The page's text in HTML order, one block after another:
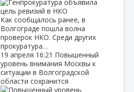
Как сообщалось ранее, в
Волгограде пошла волна
проверок НКО. Среди других
прокуратура…
19 апреля 16:21 Повышенный
уровень внимания Москвы к
ситуации в Волгоградской
области сохранится